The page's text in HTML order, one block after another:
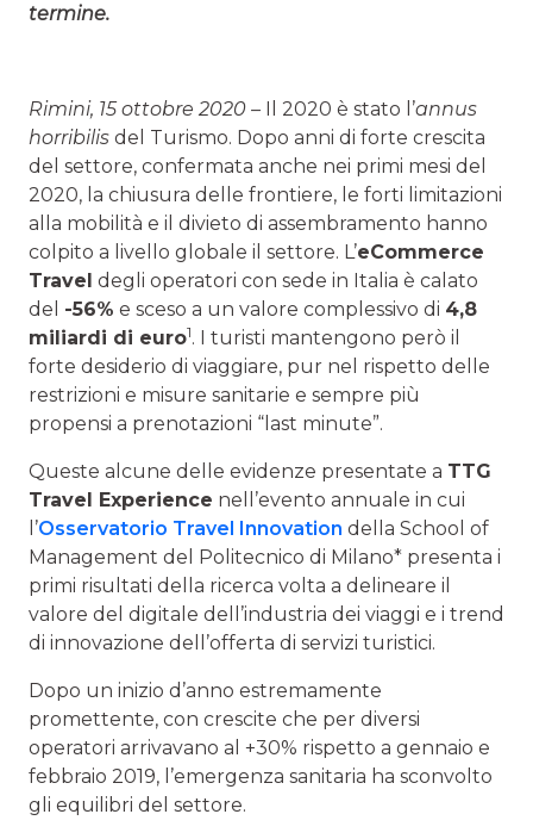
termine.
Rimini, 15 ottobre 2020 – Il 2020 è stato l’annus
horribilis del Turismo. Dopo anni di forte crescita
del settore, confermata anche nei primi mesi del
2020, la chiusura delle frontiere, le forti limitazioni
alla mobilità e il divieto di assembramento hanno
colpito a livello globale il settore. L’eCommerce
Travel degli operatori con sede in Italia è calato
del -56% e sceso a un valore complessivo di 4,8
miliardi di euro1. I turisti mantengono però il
forte desiderio di viaggiare, pur nel rispetto delle
restrizioni e misure sanitarie e sempre più
propensi a prenotazioni “last minute”.
Queste alcune delle evidenze presentate a TTG
Travel Experience nell’evento annuale in cui
l’Osservatorio Travel Innovation della School of
Management del Politecnico di Milano* presenta i
primi risultati della ricerca volta a delineare il
valore del digitale dell’industria dei viaggi e i trend
di innovazione dell’offerta di servizi turistici.
Dopo un inizio d’anno estremamente
promettente, con crescite che per diversi
operatori arrivavano al +30% rispetto a gennaio e
febbraio 2019, l’emergenza sanitaria ha sconvolto
gli equilibri del settore.